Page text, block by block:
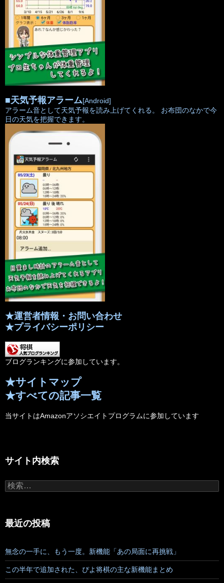
■天気予報アラーム[Android]
アラーム音として天気予報を読み上げてくれる。 お布団のなかで今
日の天気を把握できます。
★運営者情報・お問い合わせ
★プライバシーポリシー
ブログランキングに参加しています。
★サイトマップ
★すべての記事一覧
当サイトはAmazonアソシエイトプログラムに参加しています
サイト内検索
検
索:
最近の投稿
無念の一手に、もう一度。新機能「あの局面に再挑戦」
この半年で追加された、ぴよ将棋の主な新機能まとめ